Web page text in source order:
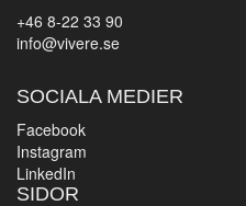
+46 8-22 33 90
info@vivere.se
SOCIALA MEDIER
Facebook
Instagram
LinkedIn
SIDOR